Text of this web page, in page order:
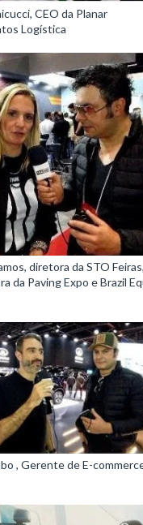
CEO da Planar
Logística
diretora da STO Feiras,
da Paving Expo e Brazil
, Gerente de E-